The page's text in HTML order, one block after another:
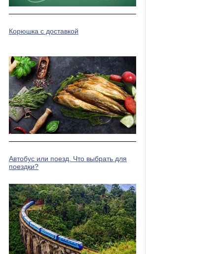
Корюшка с доставкой
Автобус или поезд. Что выбрать для
поездки?